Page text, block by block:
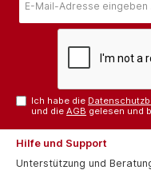
Ich habe die
und dieAGB gelesen und
Hilfe und Support
Unterstützung und